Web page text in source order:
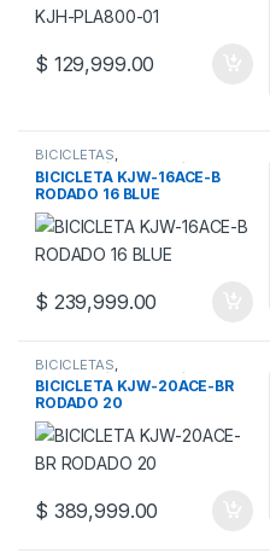
$ 129,999.00
BICICLETAS,
RODADOS/JUGUETES/BEBE
BICICLETA KJW-16ACE-B
RODADO 16 BLUE
$ 239,999.00
BICICLETAS
RODADOS/JUGUETES/BEBE
BICICLETA KJW-20ACE-BR
RODADO 20
$ 389,999.00